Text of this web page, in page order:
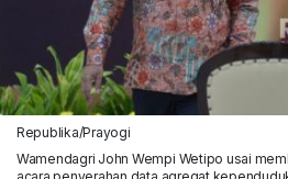
Republika/Prayogi
Wamendagri John Wempi Wetipo usai